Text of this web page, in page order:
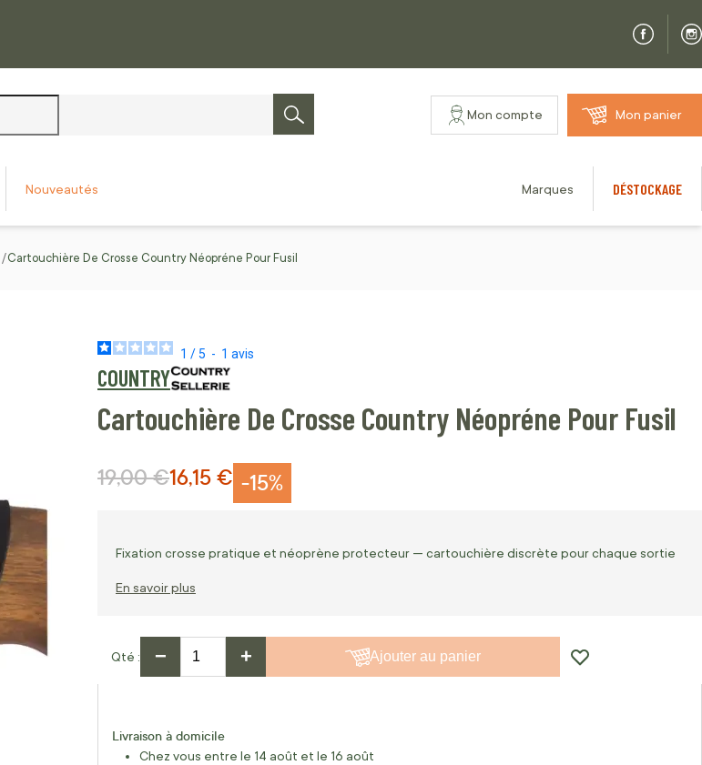
Rechercher
Mon compte Mon panier
Nouveautés Marques DÉSTOCKAGE
Cartouchière De Crosse Country Néopréne Pour Fusil
1 /5 - 1 avis
COUNTRY
Cartouchière De Crosse Country Néopréne Pour Fusil
-15%
Prix Spécial
16,15 €
Prix normal
19,00 €
Fixation crosse pratique et néoprène protecteur — cartouchière discrète pour chaque sortie
En savoir plus
Qté − + Ajouter au panier
Livraison à domicile
Chez vous entre le 14 août et le 16 août